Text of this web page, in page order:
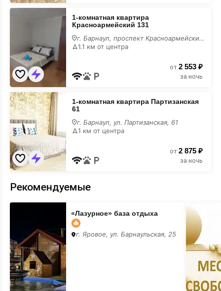
1-
Красноармейский
размещением
с
животными
1-комнатная квартира
Красноармейский 131
г. Барнаул, проспект Красноармейский, 131
1.1 км от центра
от 2 553 ₽
за ночь
1-
комнатная
квартира
Партизанская
61
с
размещением
с
животными
1-комнатная квартира Партизанская
61
г. Барнаул, ул. Партизанская, 61
1 км от центра
от 2 875 ₽
за ночь
Рекомендуемые
«Лазурное»
«Лазурное» база отдыха
г. Яровое, ул. Барнаульская, 25
для
вашего
баннера